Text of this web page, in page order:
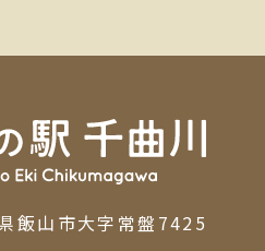
飯⼭市⼤字常盤7425